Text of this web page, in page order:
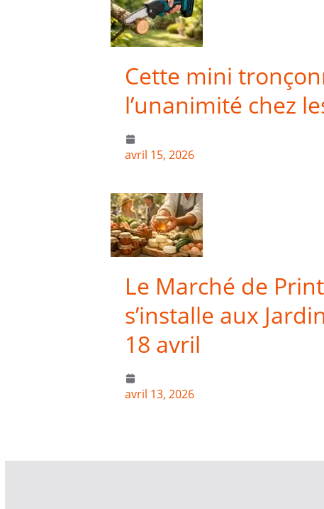
Cette mini
l’unanimité chez
avril 15, 2026
Le Marché de
s’installe aux
18 avril
avril 13, 2026